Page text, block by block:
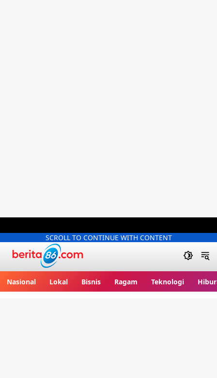
SCROLL TO CONTINUE WITH CONTENT
Nasional Lokal Bisnis Ragam Teknologi